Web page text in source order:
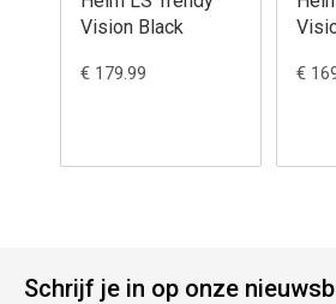
Vision Black
€ 179.99 €
Schrijf je in op onze